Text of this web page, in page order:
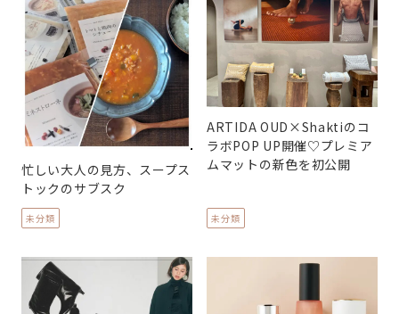
忙しい大人の見方、スープス
トックのサブスク
未分類
ARTIDA OUD×Shaktiのコ
ラボPOP UP開催♡プレミア
ムマットの新色を初公開
未分類